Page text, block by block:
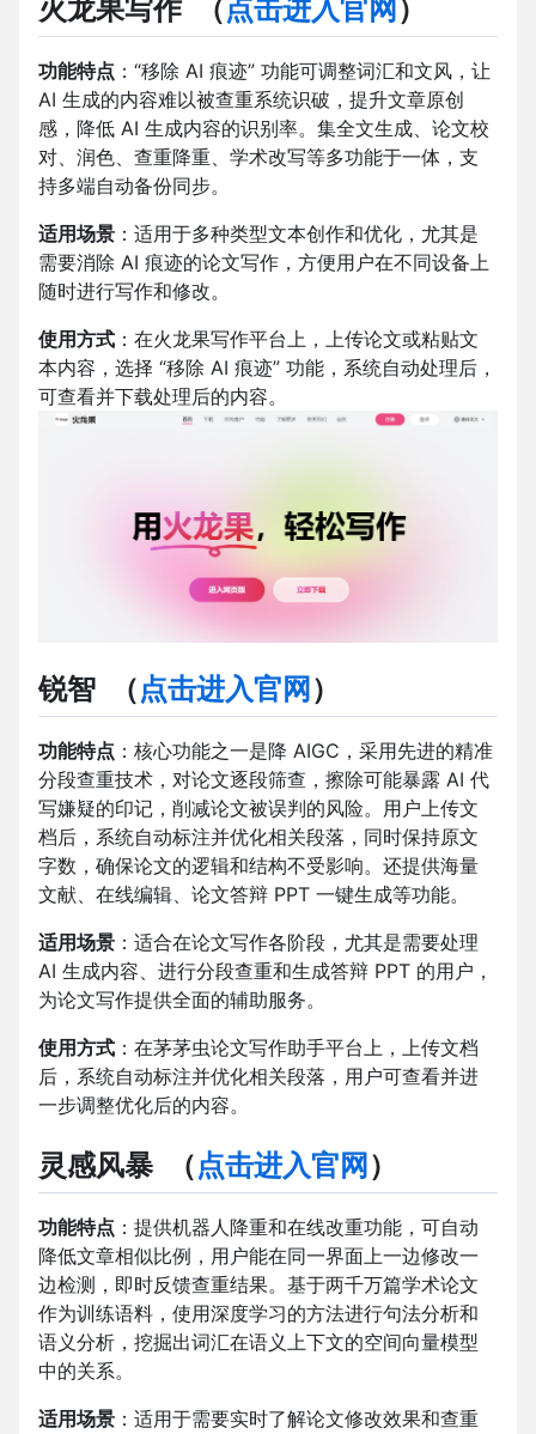
火龙果写作（ 点击进入官网 ）
功能特点 ：“移除 AI 痕迹” 功能可调整词汇和文风，让
AI 生成的内容难以被查重系统识破，提升文章原创
感，降低 AI 生成内容的识别率。集全文生成、论文校
对、润色、查重降重、学术改写等多功能于一体，支
持多端自动备份同步。
适用场景 ：适用于多种类型文本创作和优化，尤其是
需要消除 AI 痕迹的论文写作，方便用户在不同设备上
随时进行写作和修改。
使用方式 ：在火龙果写作平台上，上传论文或粘贴文
本内容，选择 “移除 AI 痕迹” 功能，系统自动处理后，
可查看并下载处理后的内容。
锐智 （点击进入官网 ）
功能特点 ：核心功能之一是降 AIGC，采用先进的精准
分段查重技术，对论文逐段筛查，擦除可能暴露 AI 代
写嫌疑的印记，削减论文被误判的风险。用户上传文
档后，系统自动标注并优化相关段落，同时保持原文
字数，确保论文的逻辑和结构不受影响。还提供海量
文献、在线编辑、论文答辩 PPT 一键生成等功能。
适用场景 ：适合在论文写作各阶段，尤其是需要处理
AI 生成内容、进行分段查重和生成答辩 PPT 的用户，
为论文写作提供全面的辅助服务。
使用方式 ：在茅茅虫论文写作助手平台上，上传文档
后，系统自动标注并优化相关段落，用户可查看并进
一步调整优化后的内容。
灵感风暴（点击进入官网 ）
功能特点 ：提供机器人降重和在线改重功能，可自动
降低文章相似比例，用户能在同一界面上一边修改一
边检测，即时反馈查重结果。基于两千万篇学术论文
作为训练语料，使用深度学习的方法进行句法分析和
语义分析，挖掘出词汇在语义上下文的空间向量模型
中的关系。
适用场景 ：适用于需要实时了解论文修改效果和查重